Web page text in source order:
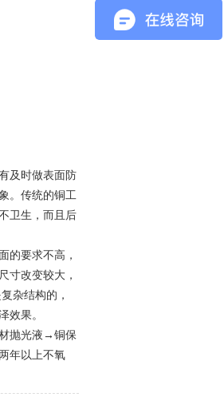
及时做表面防
。传统的铜工
卫生，而且后
的要求不高，
寸改变较大，
杂结构的，
效果。
抛光液→铜保
年以上不氧